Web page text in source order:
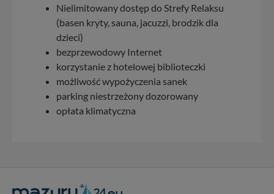
Nielimitowany dostęp do Strefy Relaksu
(basen kryty, sauna, jacuzzi, brodzik dla
dzieci)
bezprzewodowy Internet
korzystanie z hotelowej biblioteczki
możliwość wypożyczenia sanek
parking niestrzeżony dozorowany
opłata klimatyczna